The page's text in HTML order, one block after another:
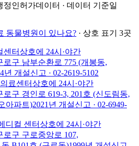
인허가데이터 · 데이터 기준일
동물병원이 있나요? · 상호 표기 3곳
센터상호에 24시·야간
로구 남부순환로 775 (개봉동,
년 개설신고 · 02-2619-5102
료센터상호에 24시·야간
구 경인로 619-3, 201호 (신도림동,
아파트)2021 년 개설신고 · 02-6949-
디컬 센터상호에 24시·야간
로구 구로중앙로 107,